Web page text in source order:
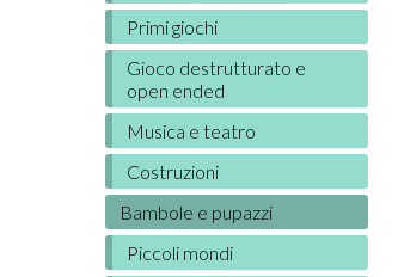
Primi giochi
Gioco destrutturato e
open ended
Musica e teatro
Costruzioni
Bambole e pupazzi
Piccoli mondi